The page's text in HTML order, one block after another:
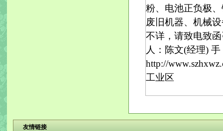
粉、电池正负极
废旧机器、机械
不详，请致电致
人：陈文(经理)
http://
工业区
友情链接